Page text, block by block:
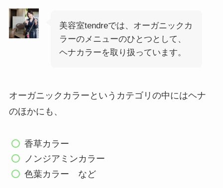
美容室tendreでは、オーガニックカ
ラーのメニューのひとつとして、
ヘナカラーを取り扱っています。
オーガニックカラーというカテゴリの中にはヘナ
のほかにも、
香草カラー
ノンジアミンカラー
色葉カラー など